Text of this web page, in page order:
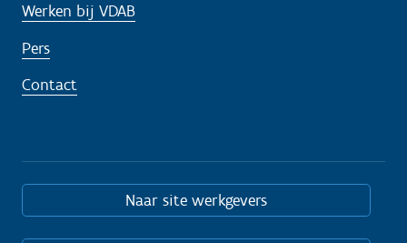
Werken bij VDAB
Pers
Contact
Naar site werkgevers